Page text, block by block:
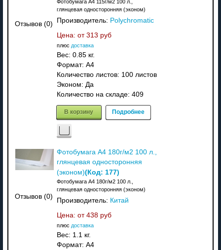
Отзывов (0)
Фотобумага A4 115г/м2 100 л.,
глянцевая односторонняя (эконом)
Производитель: Polychromatic
Цена: от 313 руб
плюс доставка
Вес: 0.85 кг.
Формат: A4
Количество листов: 100 листов
Эконом: Да
Количество на складе: 409
В корзину Подробнее
Отзывов (0)
Фотобумага A4 180г/м2 100 л.,
глянцевая односторонняя
(эконом)(Код: 177)
Фотобумага A4 180г/м2 100 л.,
глянцевая односторонняя (эконом)
Производитель: Китай
Цена: от 438 руб
плюс доставка
Вес: 1.1 кг.
Формат: A4